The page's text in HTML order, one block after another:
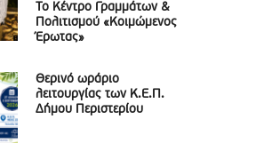
Το Κέντρο Γραμμάτων &
Πολιτισμού «Κοιμώμενος
Έρωτας»
Θερινό ωράριο
λειτουργίας των Κ.Ε.Π.
Δήμου Περιστερίου